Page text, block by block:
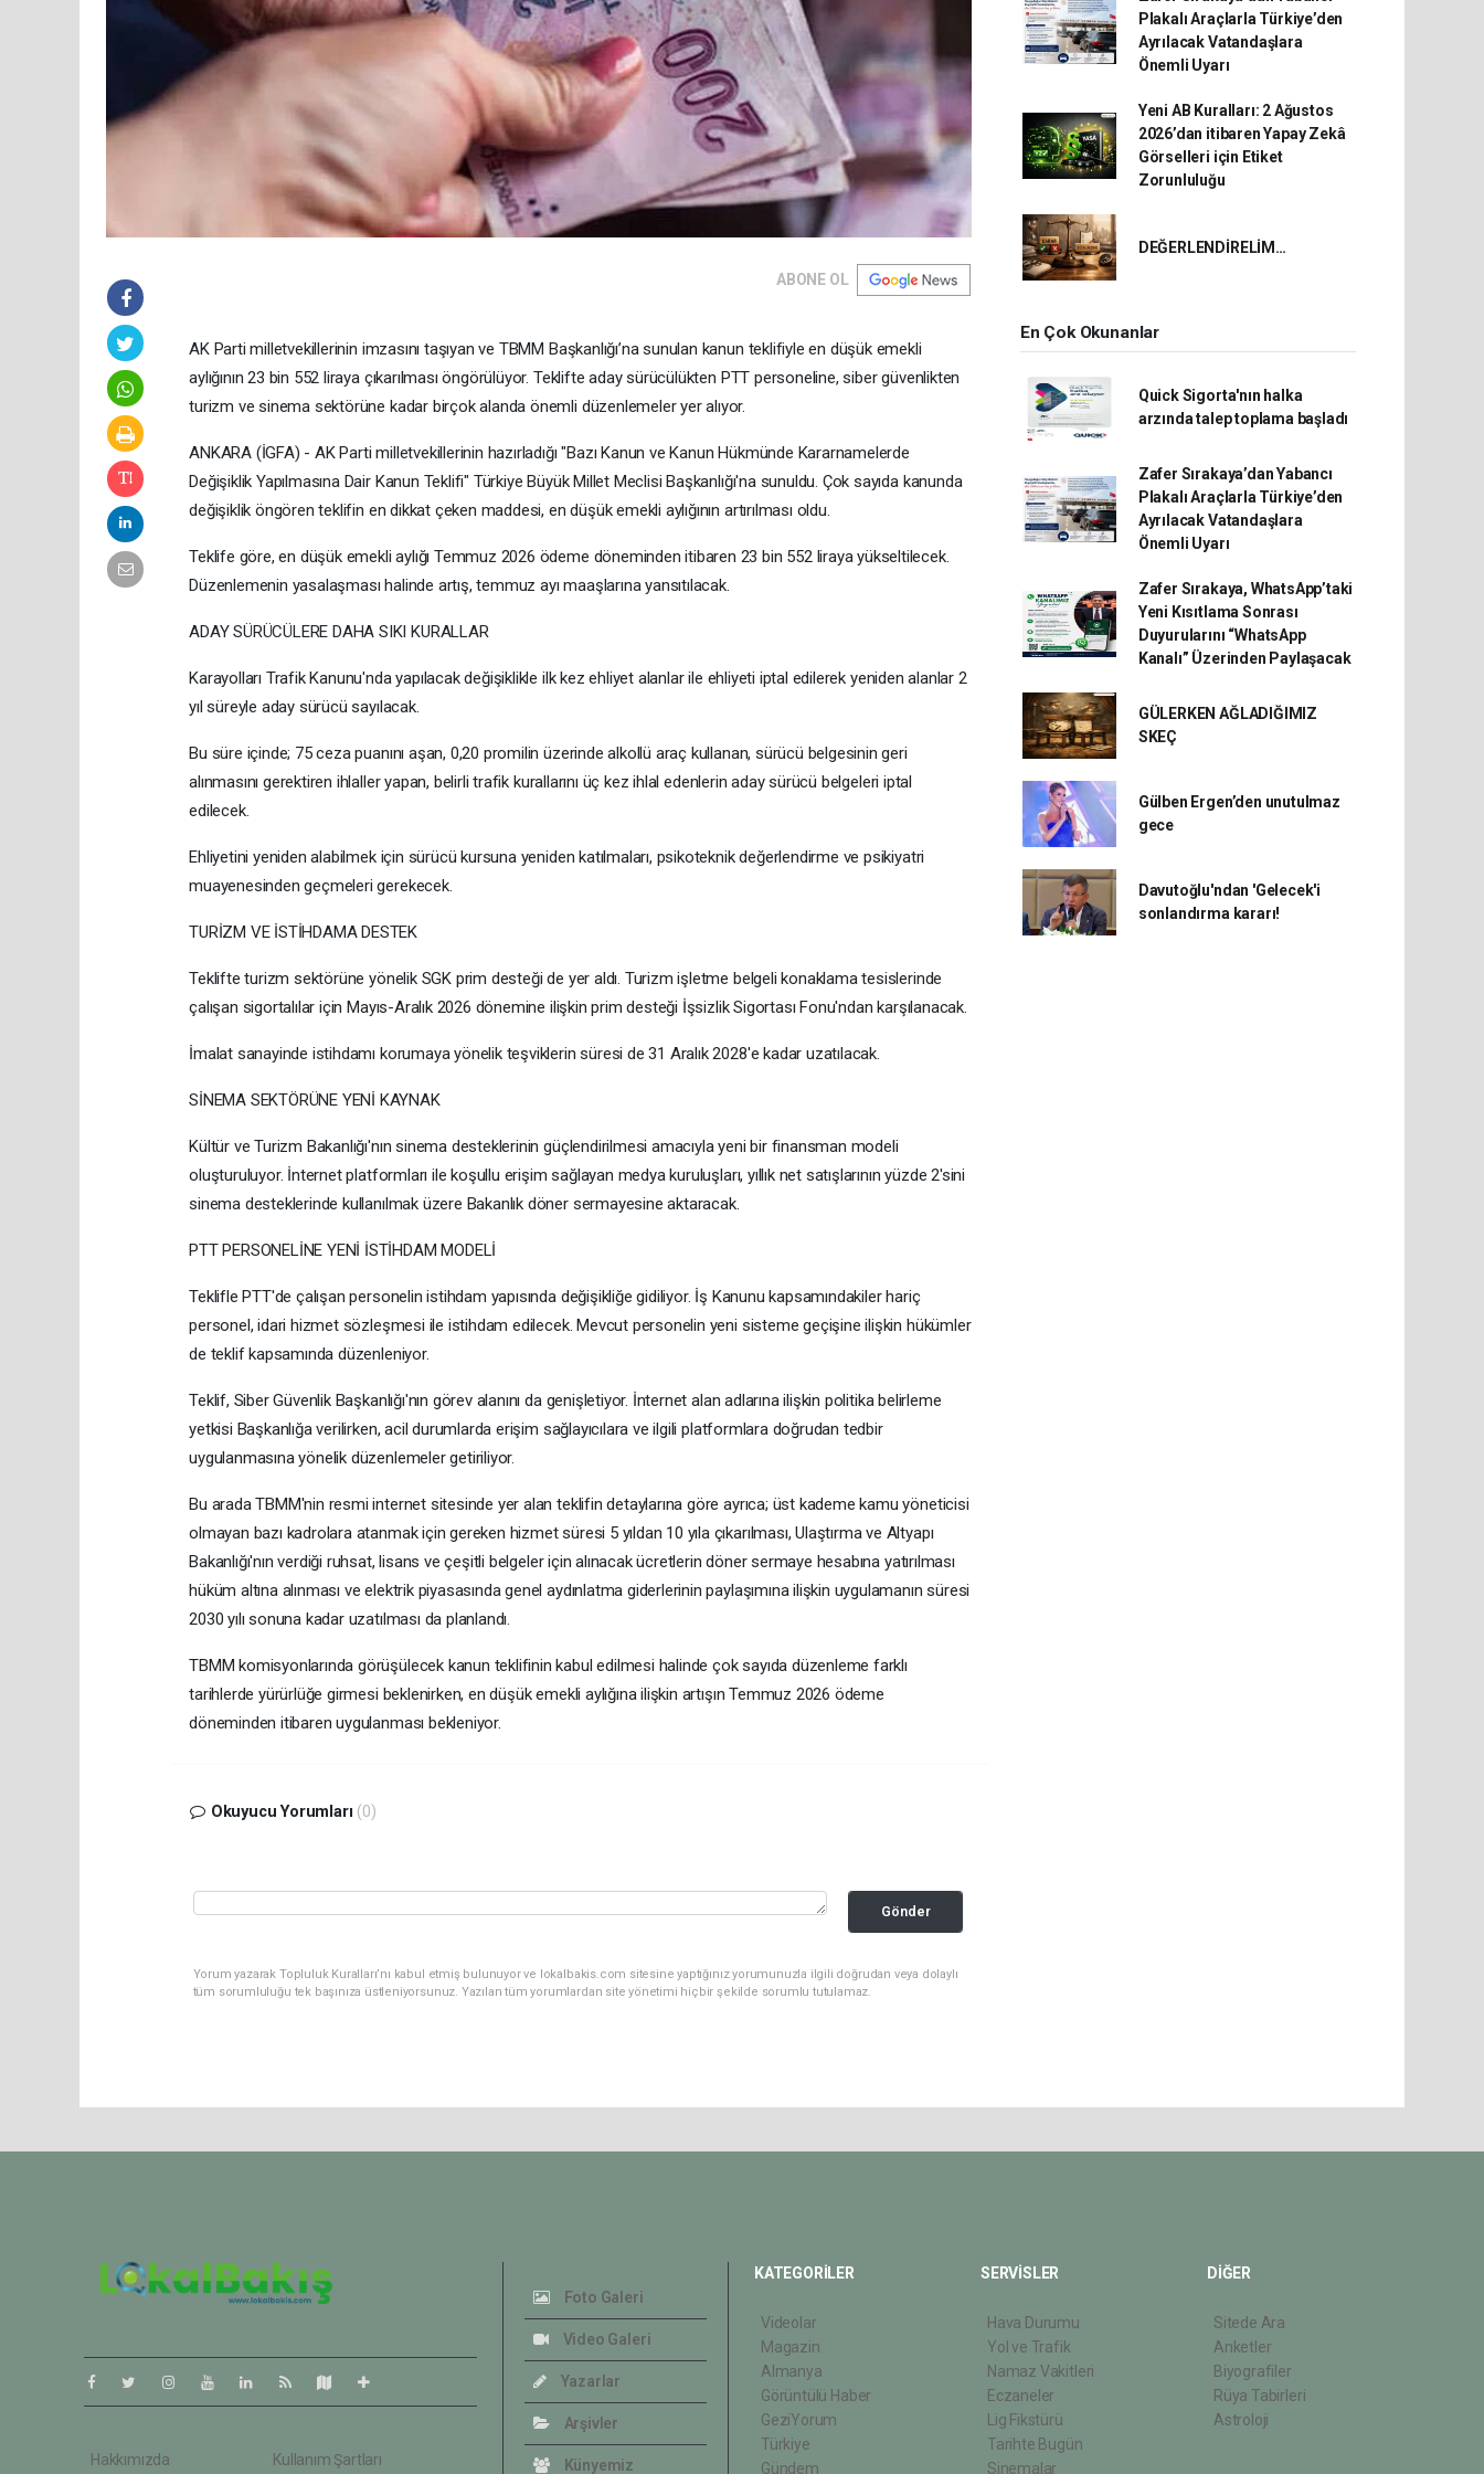
ABONE OL
AK Parti milletvekillerinin imzasını taşıyan ve TBMM Başkanlığı’na sunulan kanun teklifiyle en düşük emekli
aylığının 23 bin 552 liraya çıkarılması öngörülüyor. Teklifte aday sürücülükten PTT personeline, siber güvenlikten
turizm ve sinema sektörüne kadar birçok alanda önemli düzenlemeler yer alıyor.
ANKARA (İGFA) - AK Parti milletvekillerinin hazırladığı "Bazı Kanun ve Kanun Hükmünde Kararnamelerde
Değişiklik Yapılmasına Dair Kanun Teklifi" Türkiye Büyük Millet Meclisi Başkanlığı'na sunuldu. Çok sayıda kanunda
değişiklik öngören teklifin en dikkat çeken maddesi, en düşük emekli aylığının artırılması oldu.
Teklife göre, en düşük emekli aylığı Temmuz 2026 ödeme döneminden itibaren 23 bin 552 liraya yükseltilecek.
Düzenlemenin yasalaşması halinde artış, temmuz ayı maaşlarına yansıtılacak.
ADAY SÜRÜCÜLERE DAHA SIKI KURALLAR
Karayolları Trafik Kanunu'nda yapılacak değişiklikle ilk kez ehliyet alanlar ile ehliyeti iptal edilerek yeniden alanlar 2
yıl süreyle aday sürücü sayılacak.
Bu süre içinde; 75 ceza puanını aşan, 0,20 promilin üzerinde alkollü araç kullanan, sürücü belgesinin geri
alınmasını gerektiren ihlaller yapan, belirli trafik kurallarını üç kez ihlal edenlerin aday sürücü belgeleri iptal
edilecek.
Ehliyetini yeniden alabilmek için sürücü kursuna yeniden katılmaları, psikoteknik değerlendirme ve psikiyatri
muayenesinden geçmeleri gerekecek.
TURİZM VE İSTİHDAMA DESTEK
Teklifte turizm sektörüne yönelik SGK prim desteği de yer aldı. Turizm işletme belgeli konaklama tesislerinde
çalışan sigortalılar için Mayıs-Aralık 2026 dönemine ilişkin prim desteği İşsizlik Sigortası Fonu'ndan karşılanacak.
İmalat sanayinde istihdamı korumaya yönelik teşviklerin süresi de 31 Aralık 2028'e kadar uzatılacak.
SİNEMA SEKTÖRÜNE YENİ KAYNAK
Kültür ve Turizm Bakanlığı'nın sinema desteklerinin güçlendirilmesi amacıyla yeni bir finansman modeli
oluşturuluyor. İnternet platformları ile koşullu erişim sağlayan medya kuruluşları, yıllık net satışlarının yüzde 2'sini
sinema desteklerinde kullanılmak üzere Bakanlık döner sermayesine aktaracak.
PTT PERSONELİNE YENİ İSTİHDAM MODELİ
Teklifle PTT'de çalışan personelin istihdam yapısında değişikliğe gidiliyor. İş Kanunu kapsamındakiler hariç
personel, idari hizmet sözleşmesi ile istihdam edilecek. Mevcut personelin yeni sisteme geçişine ilişkin hükümler
de teklif kapsamında düzenleniyor.
Teklif, Siber Güvenlik Başkanlığı'nın görev alanını da genişletiyor. İnternet alan adlarına ilişkin politika belirleme
yetkisi Başkanlığa verilirken, acil durumlarda erişim sağlayıcılara ve ilgili platformlara doğrudan tedbir
uygulanmasına yönelik düzenlemeler getiriliyor.
Bu arada TBMM'nin resmi internet sitesinde yer alan teklifin detaylarına göre ayrıca; üst kademe kamu yöneticisi
olmayan bazı kadrolara atanmak için gereken hizmet süresi 5 yıldan 10 yıla çıkarılması, Ulaştırma ve Altyapı
Bakanlığı'nın verdiği ruhsat, lisans ve çeşitli belgeler için alınacak ücretlerin döner sermaye hesabına yatırılması
hüküm altına alınması ve elektrik piyasasında genel aydınlatma giderlerinin paylaşımına ilişkin uygulamanın süresi
2030 yılı sonuna kadar uzatılması da planlandı.
TBMM komisyonlarında görüşülecek kanun teklifinin kabul edilmesi halinde çok sayıda düzenleme farklı
tarihlerde yürürlüğe girmesi beklenirken, en düşük emekli aylığına ilişkin artışın Temmuz 2026 ödeme
döneminden itibaren uygulanması bekleniyor.
Okuyucu Yorumları (0)
Gönder
Yorum yazarak Topluluk Kuralları’nı kabul etmiş bulunuyor ve lokalbakis.com sitesine yaptığınız yorumunuzla ilgili doğrudan veya dolaylı
tüm sorumluluğu tek başınıza üstleniyorsunuz. Yazılan tüm yorumlardan site yönetimi hiçbir şekilde sorumlu tutulamaz.
Plakalı Araçlarla Türkiye’den
Ayrılacak Vatandaşlara
Önemli Uyarı
Yeni AB Kuralları: 2 Ağustos
2026’dan itibaren Yapay Zekâ
Görselleri için Etiket
Zorunluluğu
DEĞERLENDİRELİM…
En Çok Okunanlar
Quick Sigorta'nın halka
arzında talep toplama başladı
Zafer Sırakaya’dan Yabancı
Plakalı Araçlarla Türkiye’den
Ayrılacak Vatandaşlara
Önemli Uyarı
Zafer Sırakaya, WhatsApp’taki
Yeni Kısıtlama Sonrası
Duyurularını “WhatsApp
Kanalı” Üzerinden Paylaşacak
GÜLERKEN AĞLADIĞIMIZ
SKEÇ
Gülben Ergen’den unutulmaz
gece
Davutoğlu'ndan 'Gelecek'i
sonlandırma kararı!
Hakkımızda Kullanım Şartları
Foto Galeri
Video Galeri
Yazarlar
Arşivler
Künyemiz
KATEGORİLER
Videolar
Magazin
Almanya
Görüntülü Haber
GeziYorum
Türkiye
Gündem
SERVİSLER
Hava Durumu
Yol ve Trafik
Namaz Vakitleri
Eczaneler
Lig Fikstürü
Tarihte Bugün
Sinemalar
DİĞER
Sitede Ara
Anketler
Biyografiler
Rüya Tabirleri
Astroloji